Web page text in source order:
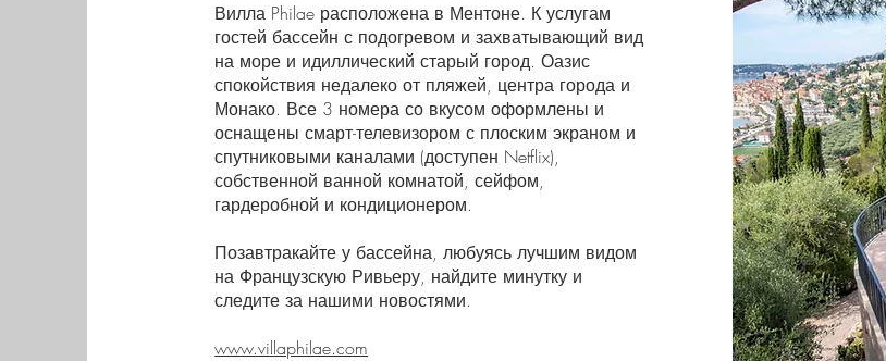
Вилла Philae расположена в Ментоне. К услугам
гостей бассейн с подогревом и захватывающий вид
на море и идиллический старый город. Оазис
спокойствия недалеко от пляжей, центра города и
Монако. Все 3 номера со вкусом оформлены и
оснащены смарт-телевизором с плоским экраном и
спутниковыми каналами (доступен Netflix),
собственной ванной комнатой, сейфом,
гардеробной и кондиционером.
Позавтракайте у бассейна, любуясь лучшим видом
на Французскую Ривьеру, найдите минутку и
следите за нашими новостями.
www.villaphilae.com